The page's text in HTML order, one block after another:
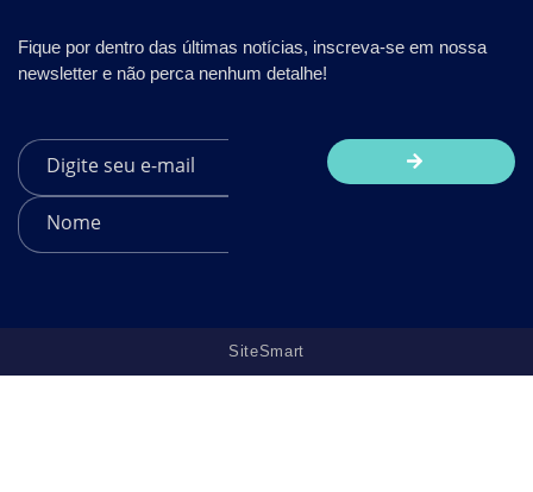
Fique por dentro das últimas notícias, inscreva-se em nossa
newsletter e não perca nenhum detalhe!
SiteSmart